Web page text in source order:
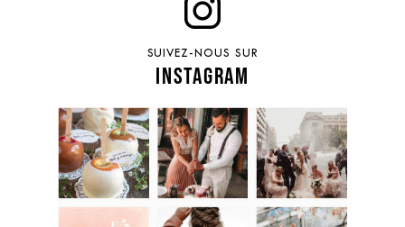
SUIVEZ-NOUS SUR
INSTAGRAM